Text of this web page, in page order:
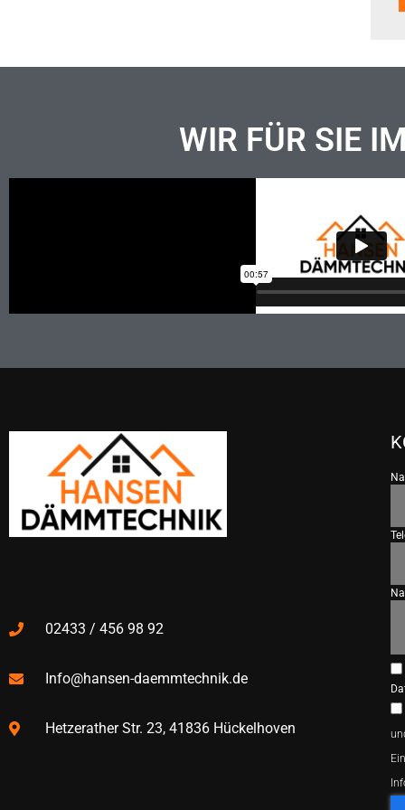
WIR FÜR SIE
02433 / 456 98 92
Info@hansen-daemmtechnik.de
Hetzerather Str. 23, 41836 Hückelhoven